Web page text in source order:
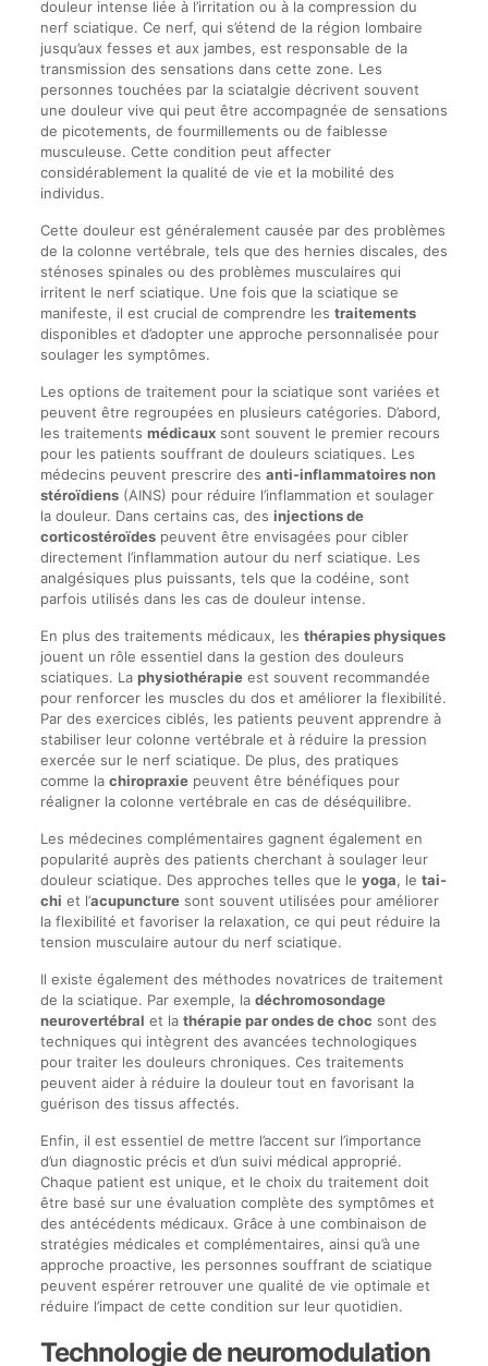
douleur intense liée à l’irritation ou à la compression du
nerf sciatique. Ce nerf, qui s’étend de la région lombaire
jusqu’aux fesses et aux jambes, est responsable de la
transmission des sensations dans cette zone. Les
personnes touchées par la sciatalgie décrivent souvent
une douleur vive qui peut être accompagnée de sensations
de picotements, de fourmillements ou de faiblesse
musculeuse. Cette condition peut affecter
considérablement la qualité de vie et la mobilité des
individus.
Cette douleur est généralement causée par des problèmes
de la colonne vertébrale, tels que des hernies discales, des
sténoses spinales ou des problèmes musculaires qui
irritent le nerf sciatique. Une fois que la sciatique se
manifeste, il est crucial de comprendre les traitements
disponibles et d’adopter une approche personnalisée pour
soulager les symptômes.
Les options de traitement pour la sciatique sont variées et
peuvent être regroupées en plusieurs catégories. D’abord,
les traitements médicauxsont souvent le premier recours
pour les patients souffrant de douleurs sciatiques. Les
médecins peuvent prescrire des anti-inflammatoires non
stéroïdiens(AINS) pour réduire l’inflammation et soulager
la douleur. Dans certains cas, des injections de
corticostéroïdespeuvent être envisagées pour cibler
directement l’inflammation autour du nerf sciatique. Les
analgésiques plus puissants, tels que la codéine, sont
parfois utilisés dans les cas de douleur intense.
En plus des traitements médicaux, les thérapies physiques
jouent un rôle essentiel dans la gestion des douleurs
sciatiques. La physiothérapieest souvent recommandée
pour renforcer les muscles du dos et améliorer la flexibilité.
Par des exercices ciblés, les patients peuvent apprendre à
stabiliser leur colonne vertébrale et à réduire la pression
exercée sur le nerf sciatique. De plus, des pratiques
comme la chiropraxiepeuvent être bénéfiques pour
réaligner la colonne vertébrale en cas de déséquilibre.
Les médecines complémentaires gagnent également en
popularité auprès des patients cherchant à soulager leur
douleur sciatique. Des approches telles que le yoga, le tai-
chi et l’acupuncturesont souvent utilisées pour améliorer
la flexibilité et favoriser la relaxation, ce qui peut réduire la
tension musculaire autour du nerf sciatique.
Il existe également des méthodes novatrices de traitement
de la sciatique. Par exemple, la déchromosondage
neurovertébral et la thérapie par ondes de choc sont des
techniques qui intègrent des avancées technologiques
pour traiter les douleurs chroniques. Ces traitements
peuvent aider à réduire la douleur tout en favorisant la
guérison des tissus affectés.
Enfin, il est essentiel de mettre l’accent sur l’importance
d’un diagnostic précis et d’un suivi médical approprié.
Chaque patient est unique, et le choix du traitement doit
être basé sur une évaluation complète des symptômes et
des antécédents médicaux. Grâce à une combinaison de
stratégies médicales et complémentaires, ainsi qu’à une
approche proactive, les personnes souffrant de sciatique
peuvent espérer retrouver une qualité de vie optimale et
réduire l’impact de cette condition sur leur quotidien.
Technologie de neuromodulation